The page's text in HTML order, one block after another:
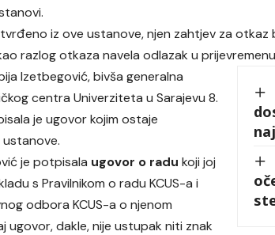
iz ove ustanove, njen zahtjev za
razlog otkaza navela odlazak u
Izetbegović, bivša generalna
centra Univerziteta u Sarajevu 8.
je ugovor kojim ostaje
je potpisala ugovor o radu koji joj
s Pravilnikom o radu KCUS-a i
odbora KCUS-a o njenom
ugovor, dakle, nije ustupak niti znak